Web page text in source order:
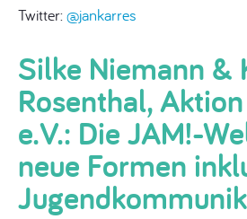
Twitter:@jankarres
Silke Niemann &
Rosenthal,
e.V.: Die JAM!-
neue Formen